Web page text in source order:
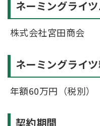
ネーミングライ
株式会社宮田商会
ネーミングライ
年額60万円（税別）
契約期間